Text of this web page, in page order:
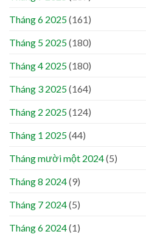
Tháng 6 2025(161)
Tháng 5 2025(180)
Tháng 4 2025(180)
Tháng 3 2025(164)
Tháng 2 2025(124)
Tháng 1 2025(44)
Tháng mười một 2024(5)
Tháng 8 2024(9)
Tháng 7 2024(5)
Tháng 6 2024(1)